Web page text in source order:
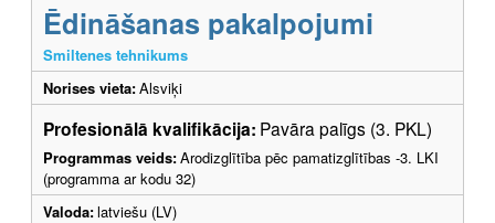
Ēdināšanas pakalpojumi
Smiltenes tehnikums
Norises vieta:Alsviķi
Profesionālā kvalifikācija: Pavāra palīgs (3. PKL)
Programmas veids:Arodizglītība pēc pamatizglītības -3. LKI
(programma ar kodu 32)
Valoda:latviešu (LV)